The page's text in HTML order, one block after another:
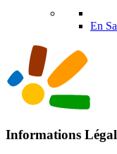
En
Informations